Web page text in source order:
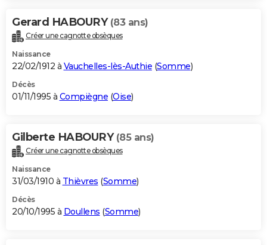
Gerard HABOURY (83 ans)
Créer une cagnotte obsèques
Naissance
22/02/1912 à Vauchelles-lès-Authie (Somme)
Décès
01/11/1995 à Compiègne (Oise)
Gilberte HABOURY (85 ans)
Créer une cagnotte obsèques
Naissance
31/03/1910 à Thièvres (Somme)
Décès
20/10/1995 à Doullens (Somme)